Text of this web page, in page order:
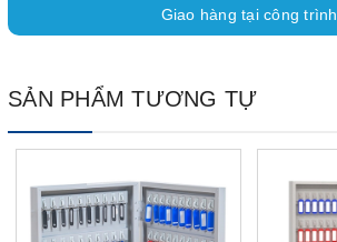
Giao hàng tại công trình
SẢN PHẨM TƯƠNG TỰ